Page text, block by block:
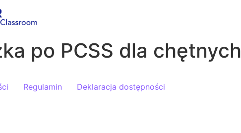
po PCSS dla chętnych
Regulamin Deklaracja dostępności